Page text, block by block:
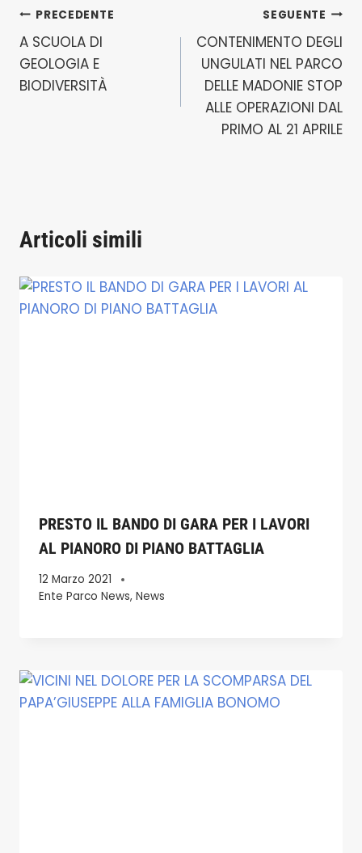
Navigazione
articoli
PRECEDENTE
A SCUOLA DI
GEOLOGIA E
BIODIVERSITÀ
SEGUENTE
CONTENIMENTO DEGLI
UNGULATI NEL PARCO
DELLE MADONIE STOP
ALLE OPERAZIONI DAL
PRIMO AL 21 APRILE
Articoli simili
PRESTO IL BANDO DI GARA PER I LAVORI
AL PIANORO DI PIANO BATTAGLIA
12 Marzo 2021
Ente Parco News, News